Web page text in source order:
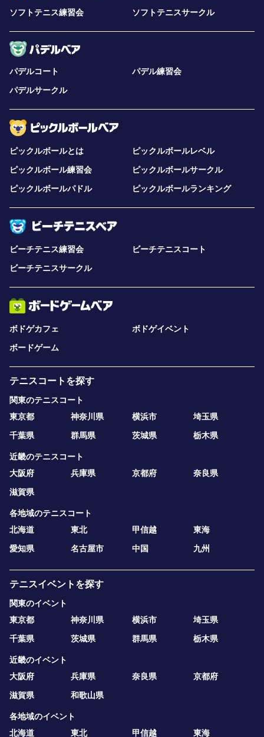
ソフトテニス練習会 ソフトテニスサークル
パデルコート
パデル練習会
パデルサークル
ピックルボールとは
ピックルボールレベル
ピックルボール練習会
ピックルボールサークル
ピックルボールパドル
ピックルボールランキング
ビーチテニス練習会
ビーチテニスコート
ビーチテニスサークル
ボドゲカフェ
ボドゲイベント
ボードゲーム
テニスコートを探す
関東のテニスコート
東京都
神奈川県 横浜市
埼玉県
千葉県
群馬県 茨城県 栃木県
近畿のテニスコート
大阪府
兵庫県 京都府
奈良県
滋賀県
各地域のテニスコート
北海道
東北 甲信越
東海
愛知県
名古屋市 中国 九州
テニスイベントを探す
関東のイベント
東京都
神奈川県 横浜市
埼玉県
千葉県
茨城県 群馬県 栃木県
近畿のイベント
大阪府
兵庫県 奈良県
京都府
滋賀県
和歌山県
各地域のイベント
北海道
東北 甲信越 東海